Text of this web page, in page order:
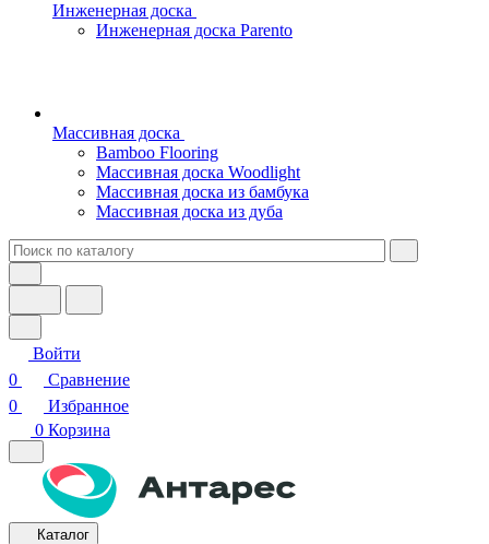
Инженерная доска
Инженерная доска Parento
Массивная доска
Bamboo Flooring
Массивная доска Woodlight
Массивная доска из бамбука
Массивная доска из дуба
Войти
0
Сравнение
0
Избранное
0 Корзина
Каталог